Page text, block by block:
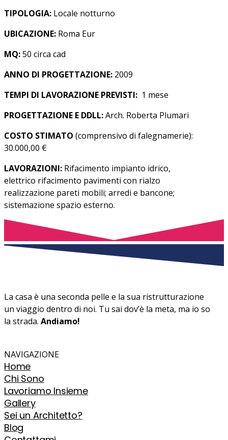
TIPOLOGIA: Locale notturno
UBICAZIONE: Roma Eur
MQ:50 circa cad
ANNO DI PROGETTAZIONE: 2009
TEMPI DI LAVORAZIONE PREVISTI: 1 mese
PROGETTAZIONE E DDLL:Arch. Roberta Plumari
COSTO STIMATO (comprensivo di falegnamerie):
30.000,00 €
LAVORAZIONI: Rifacimento impianto idrico,
elettrico rifacimento pavimenti con rialzo
realizzazione pareti mobili; arredi e bancone;
sistemazione spazio esterno.
La casa è una seconda pelle e la sua ristrutturazione
un viaggio dentro di noi. Tu sai dov’è la meta, ma io so
la strada. Andiamo!
NAVIGAZIONE
Home
Chi Sono
Lavoriamo Insieme
Gallery
Sei un Architetto?
Blog